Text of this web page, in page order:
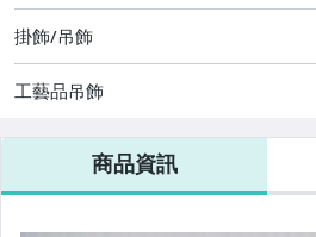
手機、配件與通訊
居家、家具與園藝
掛飾/吊飾
工藝品吊飾
商品資訊